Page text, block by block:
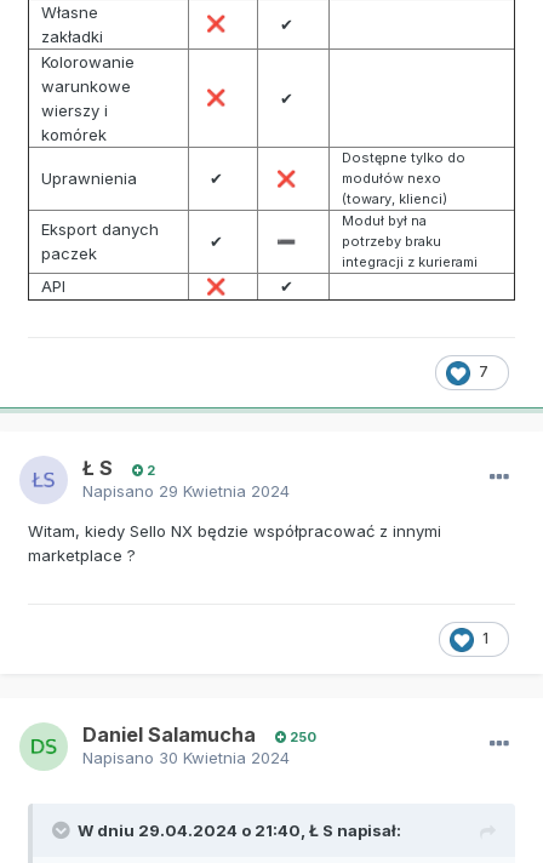
Własne
zakładki
❌
✔
Kolorowanie
warunkowe
wierszy i
komórek
❌ ✔
Uprawnienia ✔ ❌
Dostępne tylko do
modułów nexo
(towary, klienci)
Eksport danych
paczek
✔ ➖
Moduł był na
potrzeby braku
integracji z kurierami
API ❌ ✔
7
Ł S 2
Napisano 29 Kwietnia 2024
Witam, kiedy Sello NX będzie współpracować z innymi
marketplace ?
1
Daniel Salamucha 250
Napisano 30 Kwietnia 2024
W dniu 29.04.2024 o 21:40, Ł S napisał: